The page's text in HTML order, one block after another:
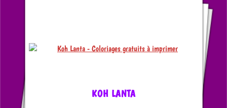
KOH LANTA